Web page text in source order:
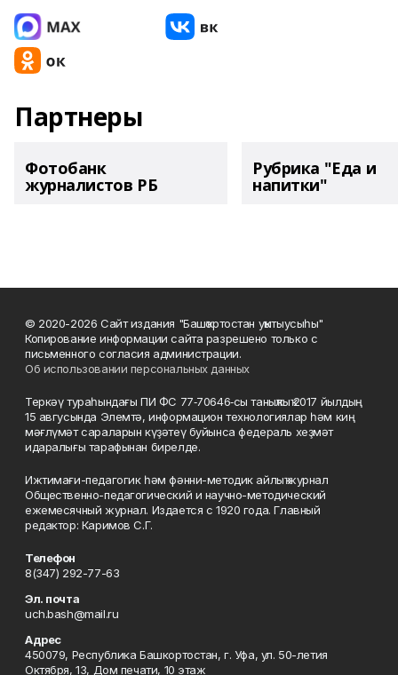
Партнеры
Фотобанк
журналистов РБ
Рубрика "Еда и
напитки"
© 2020-2026 Сайт издания "Башҡортостан уҡытыусыһы"
Копирование информации сайта разрешено только с
письменного согласия администрации.
Об использовании персональных данных
Теркәү тураһындағы ПИ ФС 77‑70646‑сы таныҡлыҡ 2017 йылдың
15 авгусында Элемтә, информацион технологиялар һәм киң
мәғлүмәт сараларын күҙәтеү буйынса федераль хеҙмәт
идаралығы тарафынан бирелде.
Ижтимағи-педагогик һәм фәнни-методик айлыҡ журнал
Общественно-педагогический и научно-методический
ежемесячный журнал. Издается с 1920 года. Главный
редактор: Каримов С.Г.
Телефон
8(347) 292-77-63
Эл. почта
uch.bash@mail.ru
Адрес
450079, Республика Башкортостан, г. Уфа, ул. 50-летия
Октября, 13, Дом печати, 10 этаж